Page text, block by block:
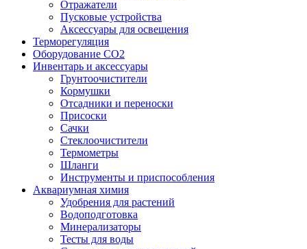
Отражатели
Пусковые устройства
Аксессуары для освещения
Терморегуляция
Оборудование CO2
Инвентарь и аксессуары
Грунтоочистители
Кормушки
Отсадники и переноски
Присоски
Сачки
Стеклоочистители
Термометры
Шланги
Инструменты и приспособления
Аквариумная химия
Удобрения для растений
Водоподготовка
Минерализаторы
Тесты для воды